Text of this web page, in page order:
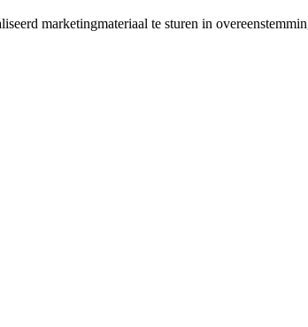
marketingmateriaal te sturen in